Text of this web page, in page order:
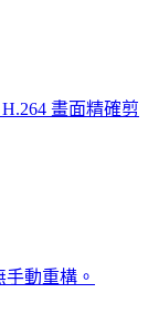
畫面精確剪
動重構。